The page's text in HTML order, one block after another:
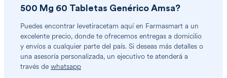
500 Mg 60 Tabletas Genérico Amsa?
Puedes encontrar levetiracetam aquí en Farmasmart a un
excelente precio, donde te ofrecemos entregas a domicilio
y envíos a cualquier parte del país. Si deseas más detalles o
una asesoría personalizada, un ejecutivo te atenderá a
través de whatsapp